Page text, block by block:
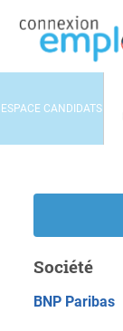
ESPACE CANDIDATS
Société
BNP Paribas